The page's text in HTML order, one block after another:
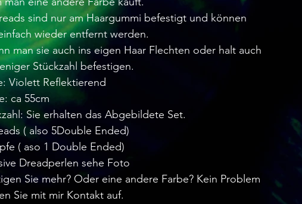
sind nur am Haargummi befestigt und können
wieder entfernt werden.
man sie auch ins eigen Haar Flechten oder halt auch
Stückzahl befestigen.
Violett Reflektierend
ca 55cm
Sie erhalten das Abgebildete Set.
( also 5Double Ended)
( aso 1 Double Ended)
Dreadperlen sehe Foto
Sie mehr? Oder eine andere Farbe? Kein Problem
Sie mit mir Kontakt auf.